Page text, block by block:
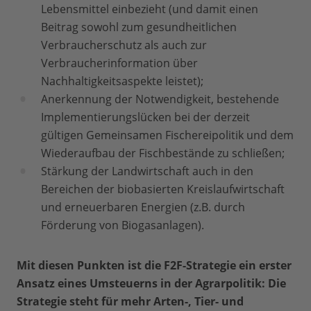
Lebensmittel einbezieht (und damit einen
Beitrag sowohl zum gesundheitlichen
Verbraucherschutz als auch zur
Verbraucherinformation über
Nachhaltigkeitsaspekte leistet);
Anerkennung der Notwendigkeit, bestehende
Implementierungslücken bei der derzeit
gültigen Gemeinsamen Fischereipolitik und dem
Wiederaufbau der Fischbestände zu schließen;
Stärkung der Landwirtschaft auch in den
Bereichen der biobasierten Kreislaufwirtschaft
und erneuerbaren Energien (z.B. durch
Förderung von Biogasanlagen).
Mit diesen Punkten ist die F2F-Strategie ein erster
Ansatz eines Umsteuerns in der Agrarpolitik: Die
Strategie steht für mehr Arten-, Tier- und